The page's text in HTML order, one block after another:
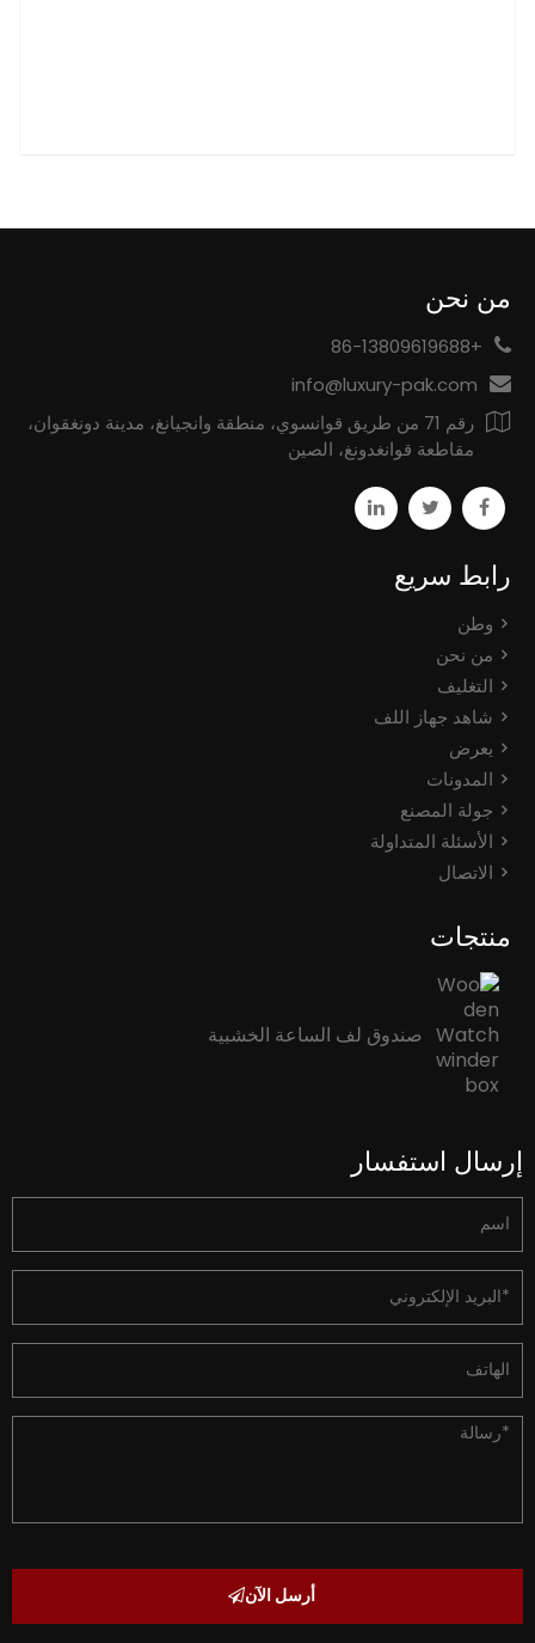
من نحن
+86-13809619688
info@luxury-pak.com
رقم 71 من طريق قوانسوي، منطقة وانجيانغ، مدينة دونغقوان،
مقاطعة قوانغدونغ، الصين
رابط سريع
وطن
من نحن
التغليف
شاهد جهاز اللف
يعرض
المدونات
جولة المصنع
الأسئلة المتداولة
الاتصال
منتجات
صندوق لف الساعة الخشبية
إرسال استفسار
أرسل الآن